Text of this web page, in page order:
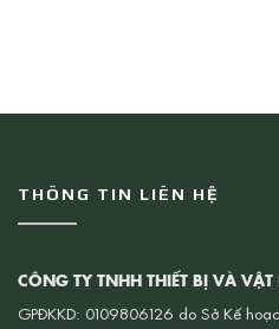
THÔNG TIN LIÊN HỆ
CÔNG TY TNHH THIẾT BỊ VÀ
GPĐKKD: 0109806126 do Sở Kế